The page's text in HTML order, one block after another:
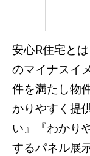
安心R住宅と
のマイナスイ
件を満たし物
かりやすく提
い』『わかり
するパネル展